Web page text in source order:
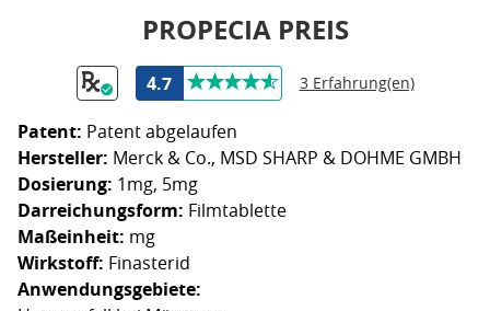
PROPECIA PREIS
4.7 3 Erfahrung(en)
Patent: Patent abgelaufen
Hersteller: Merck & Co., MSD SHARP & DOHME GMBH
Dosierung: 1mg, 5mg
Darreichungsform: Filmtablette
Maßeinheit: mg
Wirkstoff: Finasterid
Anwendungsgebiete: